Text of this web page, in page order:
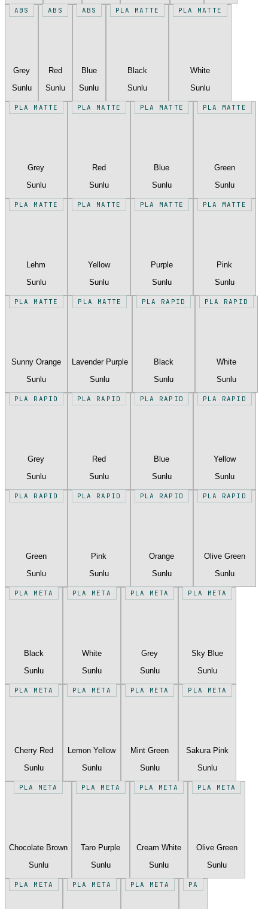
ABS
Grey
Sunlu
ABS
Red
Sunlu
ABS
Blue
Sunlu
PLA MATTE
Black
Sunlu
PLA MATTE
White
Sunlu
PLA MATTE
Grey
Sunlu
PLA MATTE
Red
Sunlu
PLA MATTE
Blue
Sunlu
PLA MATTE
Green
Sunlu
PLA MATTE
Lehm
Sunlu
PLA MATTE
Yellow
Sunlu
PLA MATTE
Purple
Sunlu
PLA MATTE
Pink
Sunlu
PLA MATTE
Sunny Orange
Sunlu
PLA MATTE
Lavender Purple
Sunlu
PLA RAPID
Black
Sunlu
PLA RAPID
White
Sunlu
PLA RAPID
Grey
Sunlu
PLA RAPID
Red
Sunlu
PLA RAPID
Blue
Sunlu
PLA RAPID
Yellow
Sunlu
PLA RAPID
Green
Sunlu
PLA RAPID
Pink
Sunlu
PLA RAPID
Orange
Sunlu
PLA RAPID
Olive Green
Sunlu
PLA META
Black
Sunlu
PLA META
White
Sunlu
PLA META
Grey
Sunlu
PLA META
Sky Blue
Sunlu
PLA META
Cherry Red
Sunlu
PLA META
Lemon Yellow
Sunlu
PLA META
Mint Green
Sunlu
PLA META
Sakura Pink
Sunlu
PLA META
Chocolate Brown
Sunlu
PLA META
Taro Purple
Sunlu
PLA META
Cream White
Sunlu
PLA META
Olive Green
Sunlu
PLA META PLA META PLA META PA